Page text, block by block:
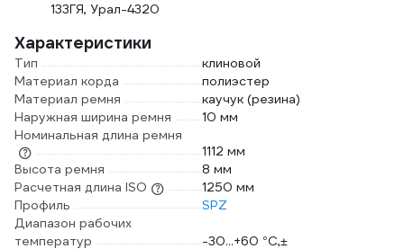
133ГЯ, Урал-4320
Характеристики
Тип
клиновой
Материал корда
полиэстер
Материал ремня
каучук (резина)
Наружная ширина ремня
10 мм
Номинальная длина ремня
1112 мм
Высота ремня
8 мм
Расчетная длина ISO
1250 мм
Профиль
SPZ
Диапазон рабочих
температур
-30...+60 °C,±